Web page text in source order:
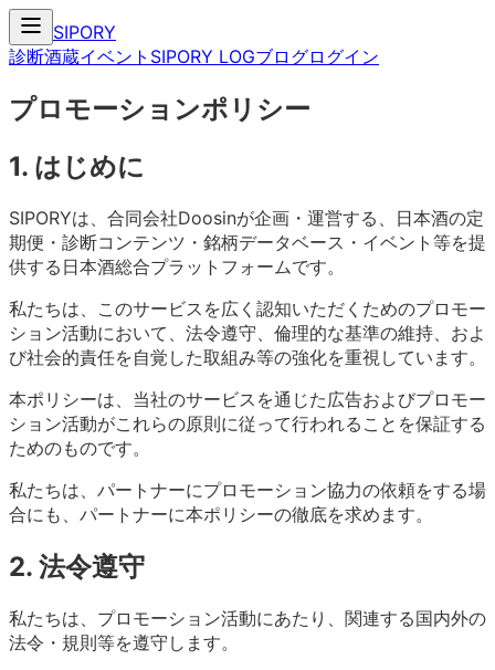
SIPORY
診断酒蔵イベント SIPORY LOGブログログイン
プロモーションポリシー
1. はじめに
SIPORYは、合同会社Doosinが企画・運営する、日本酒の定
期便・診断コンテンツ・銘柄データベース・イベント等を提
供する日本酒総合プラットフォームです。
私たちは、このサービスを広く認知いただくためのプロモー
ション活動において、法令遵守、倫理的な基準の維持、およ
び社会的責任を自覚した取組み等の強化を重視しています。
本ポリシーは、当社のサービスを通じた広告およびプロモー
ション活動がこれらの原則に従って行われることを保証する
ためのものです。
私たちは、パートナーにプロモーション協力の依頼をする場
合にも、パートナーに本ポリシーの徹底を求めます。
2. 法令遵守
私たちは、プロモーション活動にあたり、関連する国内外の
法令・規則等を遵守します。